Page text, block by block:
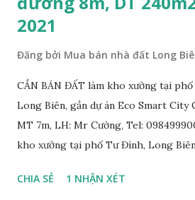
2021
Đăng bởi Mua bán nhà đất Long
CẦN BÁN ĐẤT làm kho xưởng tại
Long Biên, gần dự án Eco Smart City
MT 7m, LH: Mr Cường, Tel:
kho xưởng tại phố Tư Đình, Long
nằm trên mặt ngõ thông, đường
CHIA SẺ 1 NHẬN XÉT